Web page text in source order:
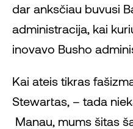
dar anksčiau buvusi
administracija, kai
inovavo Busho
Kai ateis tikras
Stewartas, – tada
Manau, mums šitas